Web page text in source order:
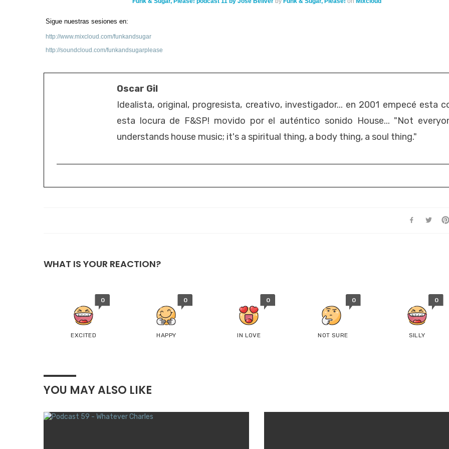
Sigue nuestras sesiones en:
http://www.mixcloud.com/funkandsugar
http://soundcloud.com/funkandsugarplease
Oscar Gil
Idealista, original, progresista, creativo, investigador... en 2001 empecé esta
esta locura de F&SP! movido por el auténtico sonido House... "Not
understands house music; it's a spiritual thing, a body thing, a soul thing."
WHAT IS YOUR REACTION?
0
EXCITED
0
HAPPY
0
IN LOVE
0
NOT SURE
0
SILLY
YOU MAY ALSO LIKE